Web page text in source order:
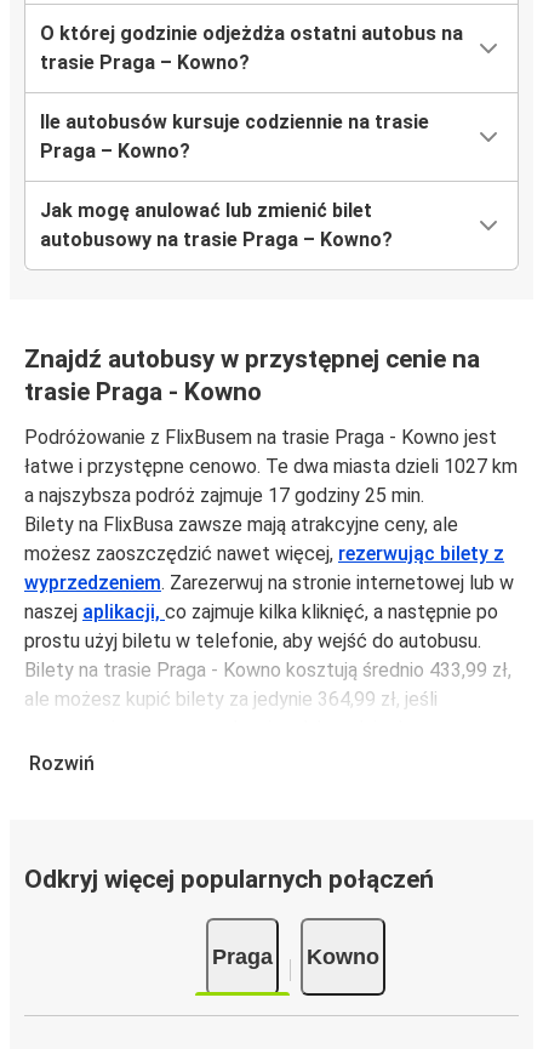
O której godzinie odjeżdża ostatni autobus na
trasie Praga – Kowno?
Ile autobusów kursuje codziennie na trasie
Praga – Kowno?
Jak mogę anulować lub zmienić bilet
autobusowy na trasie Praga – Kowno?
Znajdź autobusy w przystępnej cenie na
trasie Praga - Kowno
Podróżowanie z FlixBusem na trasie Praga - Kowno jest
łatwe i przystępne cenowo. Te dwa miasta dzieli 1027 km
a najszybsza podróż zajmuje 17 godziny 25 min.
Bilety na FlixBusa zawsze mają atrakcyjne ceny, ale
możesz zaoszczędzić nawet więcej, rezerwując bilety z
wyprzedzeniem. Zarezerwuj na stronie internetowej lub w
naszej aplikacji, co zajmuje kilka kliknięć, a następnie po
prostu użyj biletu w telefonie, aby wejść do autobusu.
Bilety na trasie Praga - Kowno kosztują średnio 433,99 zł,
ale możesz kupić bilety za jedynie 364,99 zł, jeśli
unikając weekendów i świąt. Aby podróżować szybko,
jedynie 17 godziny 25 min.
Podróż autobusemma mniejszy wpływ na środowisko
niż podróż samochodem czy samolotem. Stale pracujemy
Rozwiń
Odkryj więcej popularnych połączeń
Praga Kowno